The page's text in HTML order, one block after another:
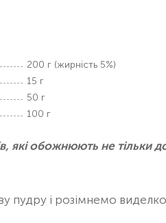
200 г (жирність 5%)
15 г
50 г
100 г
які обожнюють не тільки
пудру і розімнемо